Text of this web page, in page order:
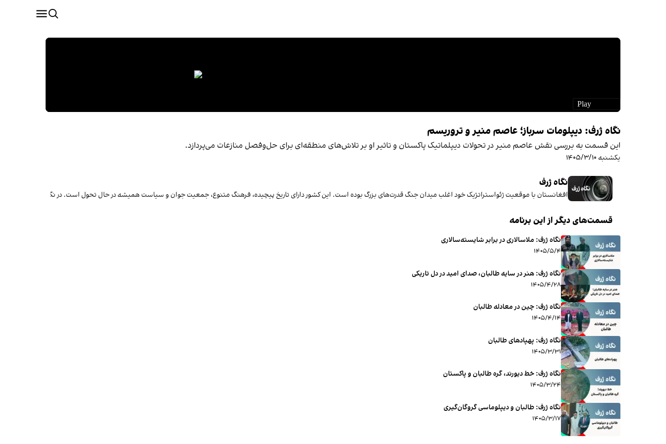
نگاه ژرف: دیپلومات سرباز؛ عاصم منیر و تروریسم
این قسمت به بررسی نقش عاصم منیر در تحولات دیپلماتیک پاکستان و تاثیر او بر تلاش‌های منطقه‌ای برای حل‌وفصل منازعات می‌پردازد.
یکشنبه ۱۴۰۵/۳/۱۰
نگاه ژرف
افغانستان با موقعیت ژئواستراتژیک خود اغلب میدان جنگ قدرت‌های بزرگ بوده است. این کشور دارای تاریخ پیچیده، فرهنگ متنوع، جمعیت جوان و سیاست همیشه در حال تحول است. در نگاه ژرف به بررسی
قسمت‌های دیگر از این برنامه
نگاه ژرف: ملاسالاری در برابر شایسته‌سالاری
۱۴۰۵/۵/۴
نگاه ژرف: هنر در سایه طالبان، صدای امید در دل تاریکی
۱۴۰۵/۴/۲۸
نگاه ژرف: چین در معادله طالبان
۱۴۰۵/۴/۱۴
نگاه ژرف: پهپاد‌های طالبان
۱۴۰۵/۳/۳۱
نگاه ژرف: خط دیورند، گره طالبان و پاکستان
۱۴۰۵/۳/۲۴
نگاه ژرف: طالبان و دیپلوماسی گروگان‌گیری
۱۴۰۵/۳/۱۷